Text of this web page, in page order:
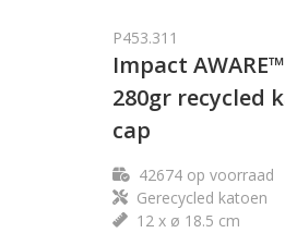
P453.311
Impact
280gr recycled
cap
42674op voorraad
Gerecycled katoen
12 x ø 18.5 cm